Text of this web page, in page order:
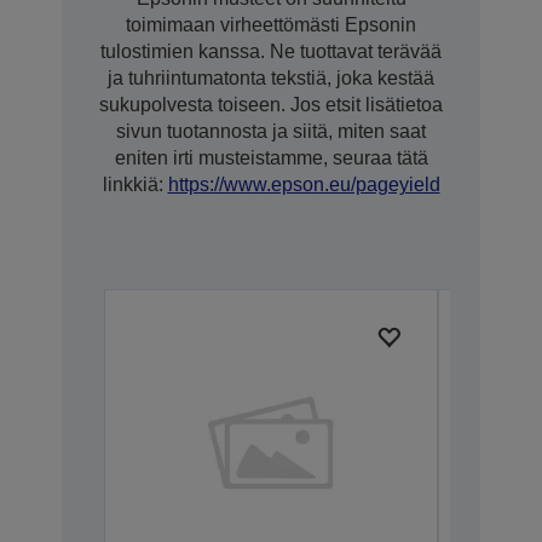
toimimaan virheettömästi Epsonin
tulostimien kanssa. Ne tuottavat terävää
ja tuhriintumatonta tekstiä, joka kestää
sukupolvesta toiseen. Jos etsit lisätietoa
sivun tuotannosta ja siitä, miten saat
eniten irti musteistamme, seuraa tätä
linkkiä: https://www.epson.eu/pageyield